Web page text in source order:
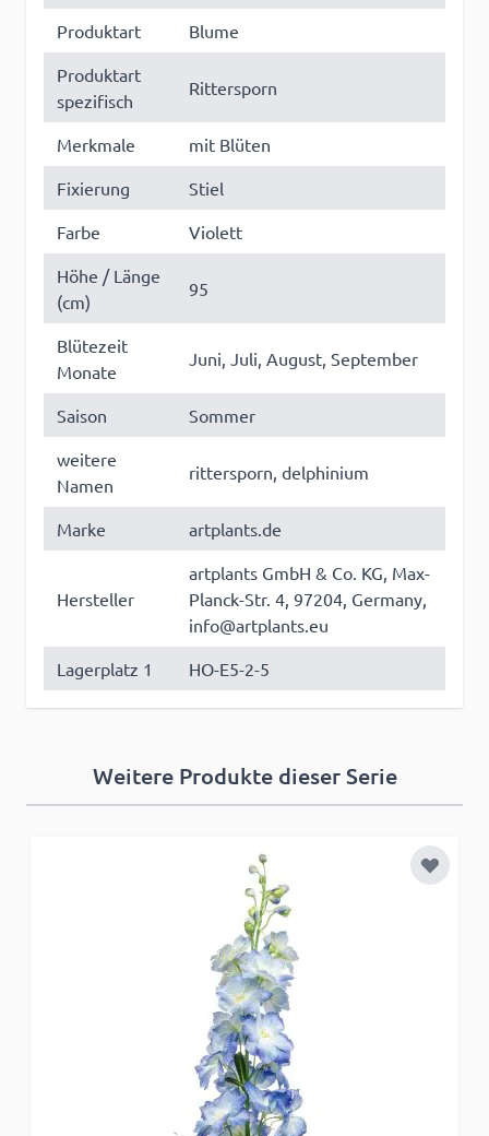
Produktart
Blume
Produktart
spezifisch
Rittersporn
Merkmale
mit Blüten
Fixierung
Stiel
Farbe
Violett
Höhe / Länge
(cm)
95
Blütezeit
Monate
Juni, Juli, August, September
Saison
Sommer
weitere
Namen
rittersporn, delphinium
Marke artplants.de
Hersteller
artplants GmbH & Co. KG, Max-
Planck-Str. 4, 97204, Germany,
info@artplants.eu
Lagerplatz 1
HO-E5-2-5
Weitere Produkte dieser Serie
Zur